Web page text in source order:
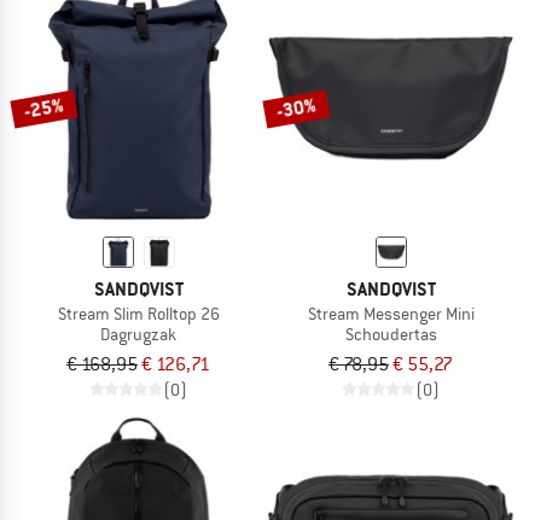
-25%
SANDQVIST
Stream Slim Rolltop 26
Dagrugzak
€ 168,95€ 126,71
(0)
-30%
SANDQVIST
Stream Messenger Mini
Schoudertas
€ 78,95€ 55,27
(0)